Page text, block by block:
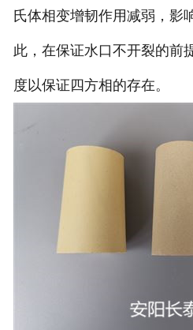
氏体相变增韧作用减弱，影
此，在保证水口不开裂的前
度以保证四方相的存在。